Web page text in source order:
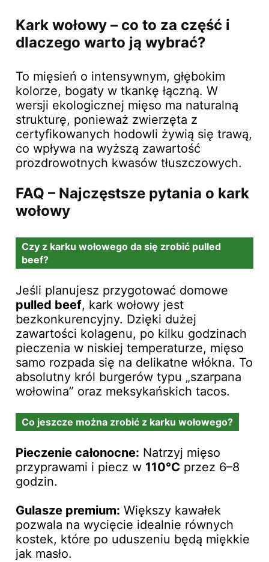
Kark wołowy – co to za część i
dlaczego warto ją wybrać?
To mięsień o intensywnym, głębokim
kolorze, bogaty w tkankę łączną. W
wersji ekologicznej mięso ma naturalną
strukturę, ponieważ zwierzęta z
certyfikowanych hodowli żywią się trawą,
co wpływa na wyższą zawartość
prozdrowotnych kwasów tłuszczowych.
FAQ – Najczęstsze pytania o kark
wołowy
Czy z karku wołowego da się zrobić pulled
beef?
Jeśli planujesz przygotować domowe
pulled beef, kark wołowy jest
bezkonkurencyjny. Dzięki dużej
zawartości kolagenu, po kilku godzinach
pieczenia w niskiej temperaturze, mięso
samo rozpada się na delikatne włókna. To
absolutny król burgerów typu „szarpana
wołowina” oraz meksykańskich tacos.
Co jeszcze można zrobić z karku wołowego?
Pieczenie całonocne: Natrzyj mięso
przyprawami i piecz w 110°C przez 6–8
godzin.
Gulasze premium: Większy kawałek
pozwala na wycięcie idealnie równych
kostek, które po uduszeniu będą miękkie
jak masło.